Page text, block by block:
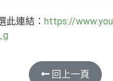
此連結： https://
回上一頁